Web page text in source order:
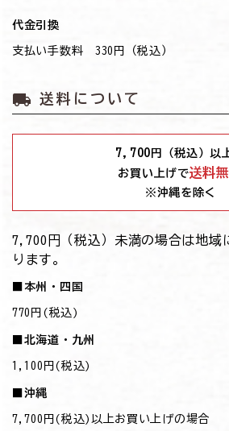
代金引換
支払い手数料 330円（税込）
local_shipping 送料について
7,700 円（税込）以
お買い上げで送料
※沖縄を除く
7,700円（税込）未満の場合は地域
ります。
■本州・四国
770円(税込)
■北海道・九州
1,100円(税込)
■沖縄
7,700円(税込)以上お買い上げの場合